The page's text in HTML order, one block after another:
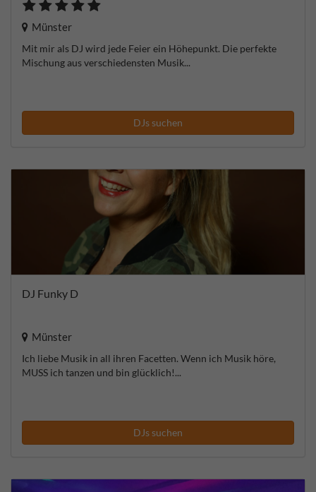
Münster
Mit mir als DJ wird jede Feier ein Höhepunkt. Die perfekte
Mischung aus verschiedensten Musik...
DJs suchen
DJ Funky D
Münster
Ich liebe Musik in all ihren Facetten. Wenn ich Musik höre,
MUSS ich tanzen und bin glücklich!...
DJs suchen